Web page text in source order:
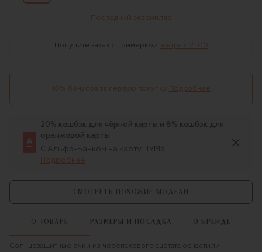
Последний экземпляр
Получите заказ с примеркой завтра c 21:00
10% бонусов за первую покупку Подробнее
20% кешбэк для чёрной карты и 8% кешбэк для
оранжевой карты
С Альфа-Банком на карту ЦУМа
Подробнее
СМОТРЕТЬ ПОХОЖИЕ МОДЕЛИ
О ТОВАРЕ РАЗМЕРЫ И ПОСАДКА О БРЕНДЕ
Солнцезащитные очки из черепахового ацетата оснастили